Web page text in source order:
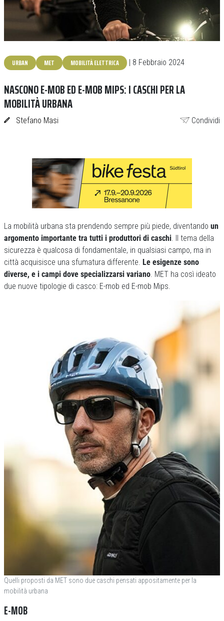
URBAN MET MOBILITÀ ELETTRICA | 8 Febbraio 2024
NASCONO E-MOB ED E-MOB MIPS: I CASCHI PER LA
MOBILITÀ URBANA
Stefano Masi Condividi
La mobilità urbana sta prendendo sempre più piede, diventando un
argomento importante tra tutti i produttori di caschi. Il tema della
sicurezza è qualcosa di fondamentale, in qualsiasi campo, ma in
città acquisisce una sfumatura differente. Le esigenze sono
diverse, e i campi dove specializzarsi variano. MET ha così ideato
due nuove tipologie di casco: E-mob ed E-mob Mips.
Quelli proposti da MET sono due caschi pensati appositamente per la
mobilità urbana
E-MOB